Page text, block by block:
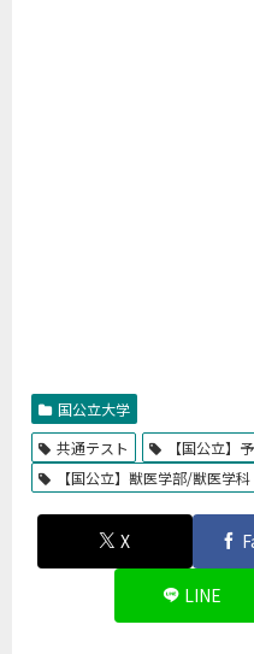
国公立大学
共通テスト
【国公立】
【国公立】獣医学部/獣医学科
X
LINE